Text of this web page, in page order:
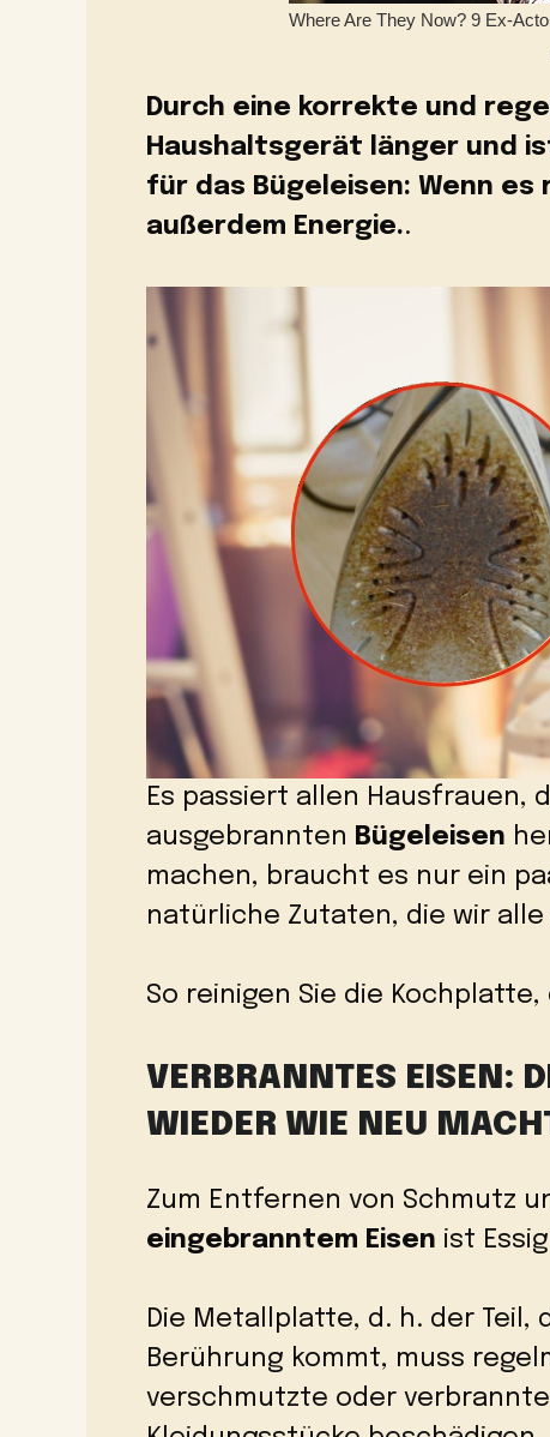
Durch eine korrekte und
Haushaltsgerät länger und
für das Bügeleisen: Wenn
außerdem Energie..
Es passiert allen Hausfrauen,
ausgebrannten Bügeleisen
machen, braucht es nur ein
natürliche Zutaten, die wir alle
So reinigen Sie die
VERBRANNTES EISEN:
WIEDER WIE NEU
Zum Entfernen von Schmutz
eingebranntem Eisen ist
Die Metallplatte, d. h. der Teil,
Berührung kommt, muss
verschmutzte oder